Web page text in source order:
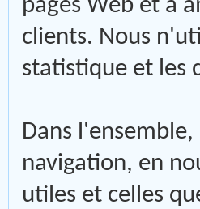
pages Web et à
clients. Nous
statistique et les
Dans
navigation, en
utiles et celles